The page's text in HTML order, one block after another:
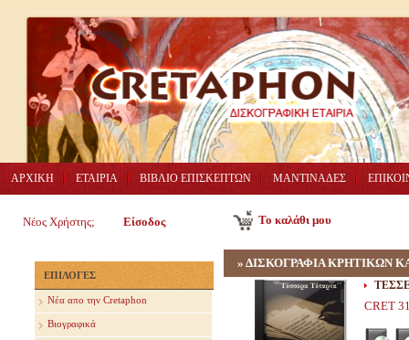
ΑΡΧΙΚΗ ΕΤΑΙΡΙΑ ΒΙΒΛΙΟ ΕΠΙΣΚΕΠΤΩΝ ΜΑΝΤΙΝΑΔΕΣ
Νέος Χρήστης; Είσοδος Το καλάθι μου
ΕΠΙΛΟΓΕΣ
Nέα απο την Cretaphon
Βιογραφικά
» ΔΙΣΚΟΓΡΑΦΙΑ ΚΡΗΤΙΚΩΝ
CRET